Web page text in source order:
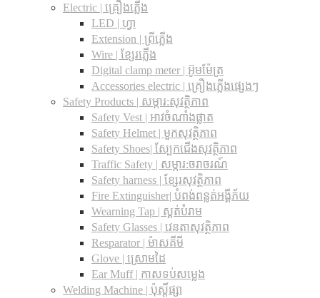
Electric | គ្រឿងភ្លើង
LED | ហ្វា
Extension | ព្រីភ្លើង
Wire | ខ្សែរភ្លើង
Digital clamp meter | អ៊ូមម៉ែត្រ
Accessories electric | គ្រឿងភ្លើងផ្សេងៗ
Safety Products | សម្ភារ:សុវត្ថិភាព
Safety Vest | អាវចំណាំងផ្លាត
Safety Helmet | មួកសុវត្ថិភាព
Safety Shoes| ស្បែកជើងសុវត្ថិភាព
Traffic Safety​ | សម្ភារ:ចរាចរណ៍
Safety harness | ខ្សែរសុវត្ថិភាព
Fire Extinguisher| បំពង់ពន្លត់អង្គីភ័យ
Wearning Tap | ស្គត់បំរាម
Safety Glasses | វេនតាសុវត្ថិភាព
Resparator | ម៉ាសគីមី
Glove | ស្រោមដៃ
Ear Muff | កាសទប់សម្លេង
Welding Machine | ប៉ុស្តិ៍ផ្សា